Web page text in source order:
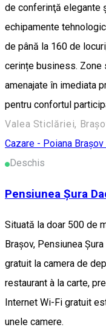
de conferinţă elegante
echipamente
de până la 160 de
cerințe business.
amenajate în imediata
pentru confortul
Valea Sticlăriei,
Cazare - Poiana Brașov
Deschis
Pensiunea Șura
Situată la doar 500 de
Brașov, Pensiunea
gratuit la camera de
restaurant à la carte,
Internet Wi-Fi gratuit
unele camere.